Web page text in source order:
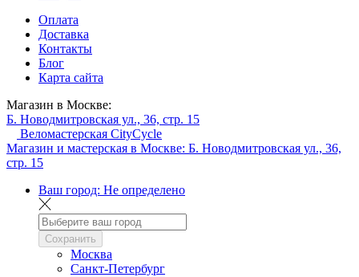
Оплата
Доставка
Контакты
Блог
Карта сайта
Магазин в Москве:
Б. Новодмитровская ул., 36, стр. 15
Веломастерская CityCycle
Магазин и мастерская в Москве: Б. Новодмитровская ул., 36,
стр. 15
Ваш город: Не определено
Сохранить
Москва
Санкт-Петербург